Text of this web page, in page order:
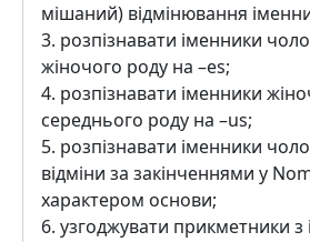
мішаний) відмінювання
3. розпізнавати іменники
жіночого роду на –es;
4. розпізнавати іменники
середнього роду на –us;
5. розпізнавати іменники
відміни за закінченнями у
характером основи;
6. узгоджувати прикметники